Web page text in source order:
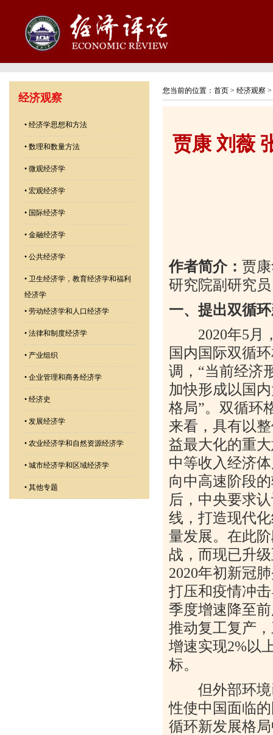
经济观察
• 经济学思想和方法
• 数理和数量方法
• 微观经济学
• 宏观经济学
• 国际经济学
• 金融经济学
• 公共经济学
• 卫生经济学，教育经济学和福利
经济学
• 劳动经济学和人口经济学
• 法律和制度经济学
• 产业组织
• 企业管理和商务经济学
• 经济史
• 发展经济学
• 农业经济学和自然资源经济学
• 城市经济学和区域经济学
• 其他专题
您当前的位置： 首页 > 经济观察 >
贾康 刘薇
作者简介： 贾
研究院副研究
一、提出双循
2020年5 月
国内国际双循
调， “当前经济
加快形成以国
格局”。双循环
来看，具有以
益最大化的重
中等收入经济
向中高速阶段
后，中央要求
线，打造现代
量发展。在此
战，而现已升
2020年初新冠
打压和疫情冲
季度增速降至
推动复工复产
增速实现2%以
标。
但外部环境
性使中国面临
循环新发展格